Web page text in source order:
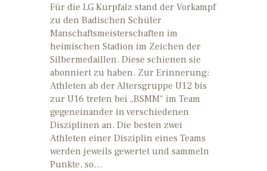
Für die LG Kurpfalz stand der Vorkampf
zu den Badischen Schüler
Manschaftsmeisterschaften im
heimischen Stadion im Zeichen der
Silbermedaillen. Diese schienen sie
abonniert zu haben. Zur Erinnerung:
Athleten ab der Altersgruppe U12 bis
zur U16 treten bei „BSMM“ im Team
gegeneinander in verschiedenen
Disziplinen an. Die besten zwei
Athleten einer Disziplin eines Teams
werden jeweils gewertet und sammeln
Punkte, so…